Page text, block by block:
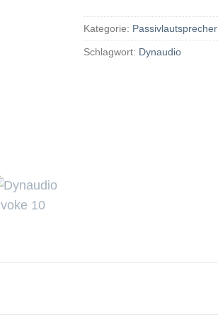
Kategorie: Passivlautsprecher
Schlagwort: Dynaudio